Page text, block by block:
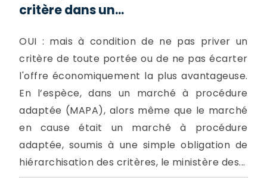
critère dans un...
OUI : mais à condition de ne pas priver un
critère de toute portée ou de ne pas écarter
l'offre économiquement la plus avantageuse.
En l’espèce, dans un marché à procédure
adaptée (MAPA), alors même que le marché
en cause était un marché à procédure
adaptée, soumis à une simple obligation de
hiérarchisation des critères, le ministère des...